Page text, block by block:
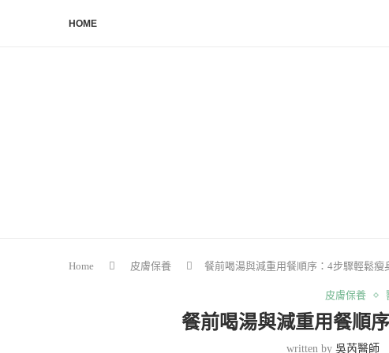
HOME
Home 皮膚保養 餐前喝湯與減重用餐順序：4步驟輕鬆瘦
皮膚保養
餐前喝湯與減重用餐順
written by 吳芮醫師